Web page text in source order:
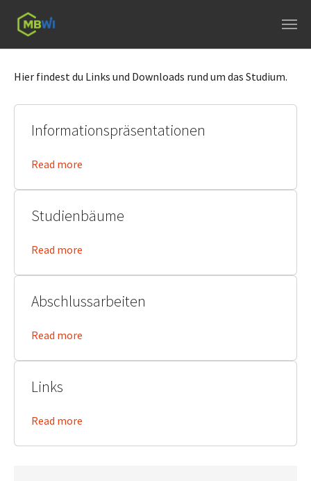
Hier findest du Links und Downloads rund um das Studium.
Informationspräsentationen
Read more
Studienbäume
Read more
Abschlussarbeiten
Read more
Links
Read more